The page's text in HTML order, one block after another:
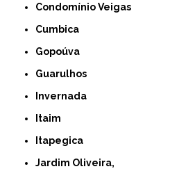
Condomínio Veigas
Cumbica
Gopoúva
Guarulhos
Invernada
Itaim
Itapegica
Jardim Oliveira,